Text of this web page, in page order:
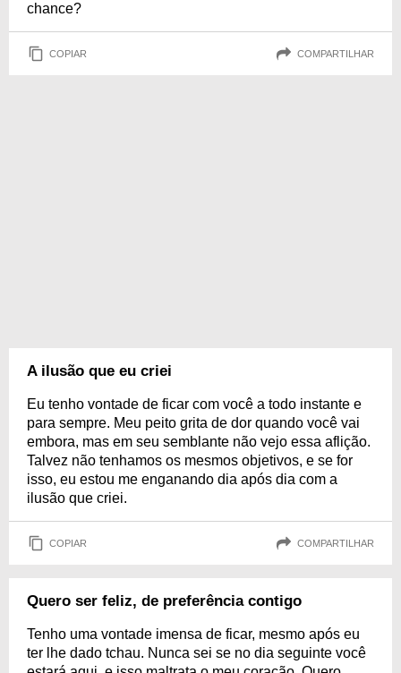
chance?
COPIAR COMPARTILHAR
A ilusão que eu criei
Eu tenho vontade de ficar com você a todo instante e
para sempre. Meu peito grita de dor quando você vai
embora, mas em seu semblante não vejo essa aflição.
Talvez não tenhamos os mesmos objetivos, e se for
isso, eu estou me enganando dia após dia com a
ilusão que criei.
COPIAR COMPARTILHAR
Quero ser feliz, de preferência contigo
Tenho uma vontade imensa de ficar, mesmo após eu
ter lhe dado tchau. Nunca sei se no dia seguinte você